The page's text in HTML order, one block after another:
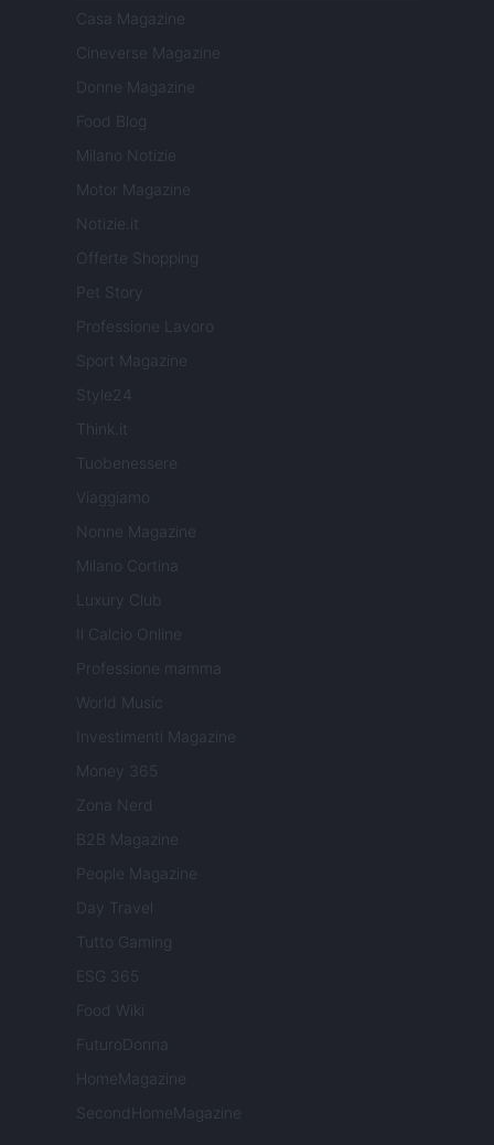
Casa Magazine
Cineverse Magazine
Donne Magazine
Food Blog
Milano Notizie
Motor Magazine
Notizie.it
Offerte Shopping
Pet Story
Professione Lavoro
Sport Magazine
Style24
Think.it
Tuobenessere
Viaggiamo
Nonne Magazine
Milano Cortina
Luxury Club
Il Calcio Online
Professione mamma
World Music
Investimenti Magazine
Money 365
Zona Nerd
B2B Magazine
People Magazine
Day Travel
Tutto Gaming
ESG 365
Food Wiki
FuturoDonna
HomeMagazine
SecondHomeMagazine